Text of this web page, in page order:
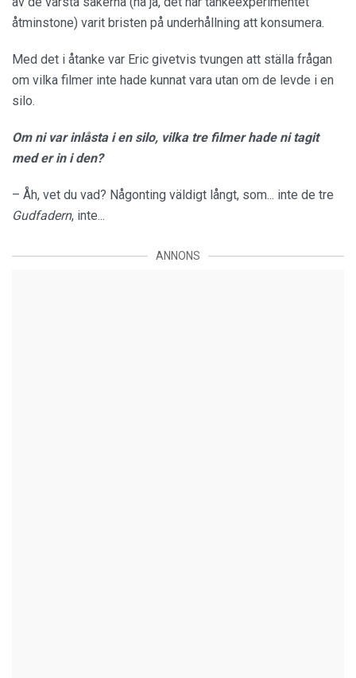
åtminstone) varit bristen på underhållning att konsumera.
Med det i åtanke var Eric givetvis tvungen att ställa frågan
om vilka filmer inte hade kunnat vara utan om de levde i en
silo.
Om ni var inlåsta i en silo, vilka tre filmer hade ni tagit
med er in i den?
– Åh, vet du vad? Någonting väldigt långt, som... inte de tre
Gudfadern, inte...
ANNONS